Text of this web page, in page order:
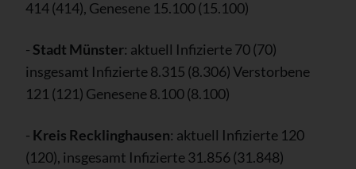
414 (414), Genesene 15.100 (15.100)
- Stadt Münster: aktuell Infizierte 70 (70)
insgesamt Infizierte 8.315 (8.306) Verstorbene
121 (121) Genesene 8.100 (8.100)
- Kreis Recklinghausen: aktuell Infizierte 120
(120), insgesamt Infizierte 31.856 (31.848)